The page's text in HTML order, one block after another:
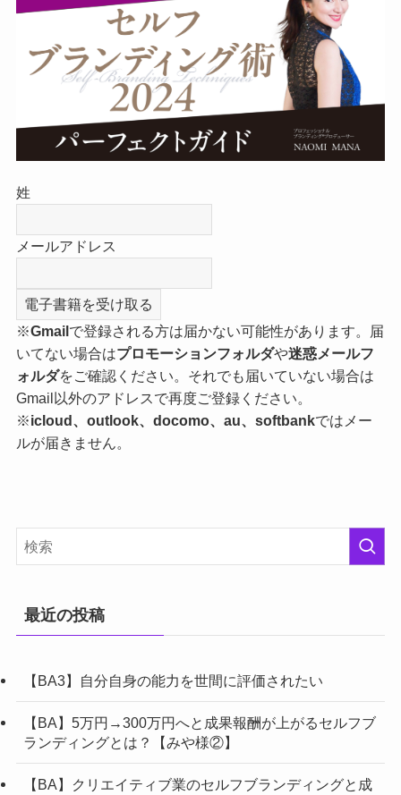
姓
メールアドレス
※Gmailで登録される方は届かない可能性があります。届
いてない場合はプロモーションフォルダや迷惑メールフ
ォルダをご確認ください。それでも届いていない場合は
Gmail以外のアドレスで再度ご登録ください。
※icloud、outlook、docomo、au、softbankではメー
ルが届きません。
最近の投稿
【BA3】自分自身の能力を世間に評価されたい
【BA】5万円→300万円へと成果報酬が上がるセルフブ
ランディングとは？【みや様②】
【BA】クリエイティブ業のセルフブランディングと成